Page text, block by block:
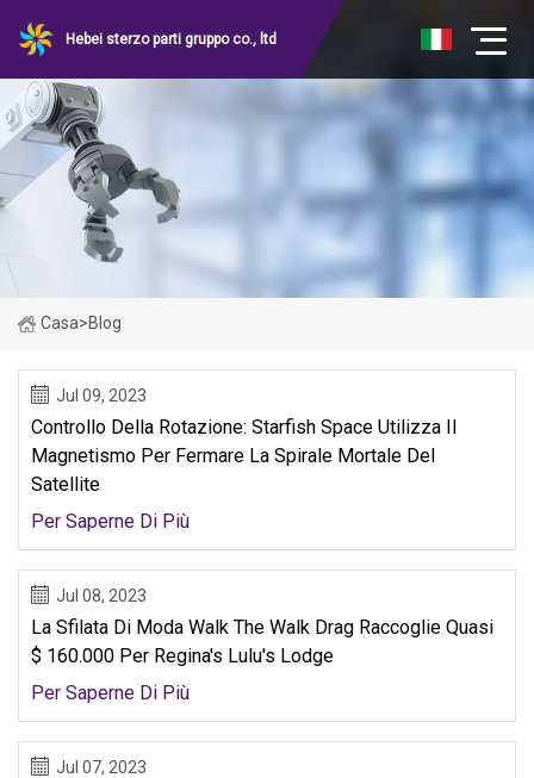
Hebei sterzo parti gruppo co., ltd
Casa>Blog
Jul 09, 2023
Controllo Della Rotazione: Starfish Space Utilizza Il
Magnetismo Per Fermare La Spirale Mortale Del
Satellite
Per Saperne Di Più
Jul 08, 2023
La Sfilata Di Moda Walk The Walk Drag Raccoglie Quasi
$ 160.000 Per Regina's Lulu's Lodge
Per Saperne Di Più
Jul 07, 2023